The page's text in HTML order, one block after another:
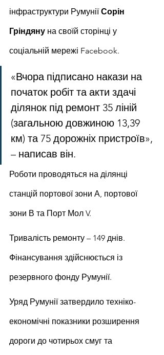
інфраструктури Румунії Сорін
Гріндяну на своїй сторінці у
соціальній мережі Facebook.
«Вчора підписано накази на
початок робіт та акти здачі
ділянок під ремонт 35 ліній
(загальною довжиною 13,39
км) та 75 дорожніх пристроїв»,
– написав він.
Роботи проводяться на ділянці
станцій портової зони А, портової
зони В та Порт Мол V.
Тривалість ремонту – 149 днів.
Фінансування здійснюється із
резервного фонду Румунії.
Уряд Румунії затвердило техніко-
економічні показники розширення
дороги до чотирьох смуг та